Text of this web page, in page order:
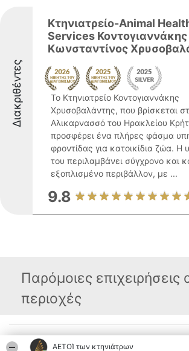
ΑΕΤΟΊ των κτηνιάτρων
Διακριθέντες
Κτηνιατρείο-Animal
Services Κοντογιαννάκης
Κωνσταντίνος
Το Κτηνιατρείο Κοντογιαννάκης
Χρυσοβαλάντης, που βρίσκεται
Αλικαρνασσό του Ηρακλείου
προσφέρει ένα πλήρες φάσμα
φροντίδας για κατοικίδια ζώα. Η
του περιλαμβάνει σύγχρονο και
εξοπλισμένο περιβάλλον, με ...
9.8
Παρόμοιες επιχειρήσεις
περιοχές
Διοργανωτής της
κατάταξης
Διακριθέντες